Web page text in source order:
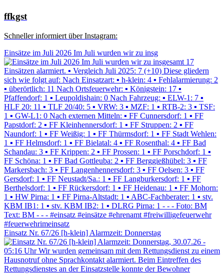
ffkgst
Schneller informiert über Instagram:
Einsätze im Juli 2026 Im Juli wurden wir zu insg
Einsatz Nr. 67/26 [h-klein] Alarmzeit: Donnerstag